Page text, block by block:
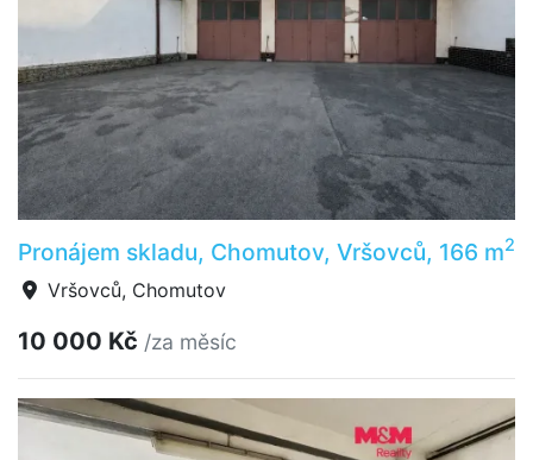
Pronájem skladu, Chomutov, Vršovců, 166 m2
Vršovců, Chomutov
10 000 Kč /za měsíc